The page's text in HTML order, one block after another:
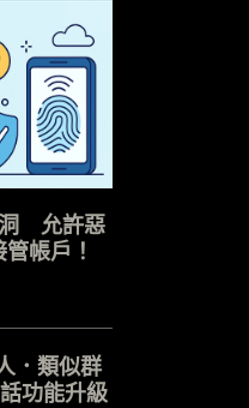
允許惡
帳戶！
．類似群
功能升級